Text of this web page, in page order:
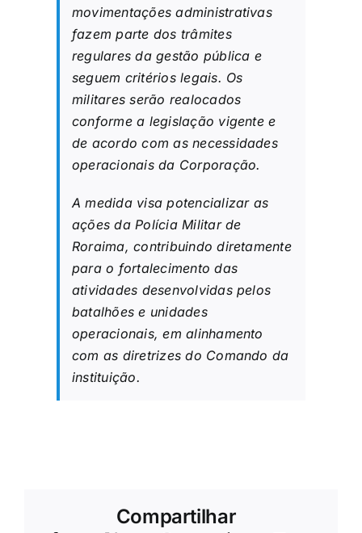
movimentações administrativas
fazem parte dos trâmites
regulares da gestão pública e
seguem critérios legais. Os
militares serão realocados
conforme a legislação vigente e
de acordo com as necessidades
operacionais da Corporação.
A medida visa potencializar as
ações da Polícia Militar de
Roraima, contribuindo diretamente
para o fortalecimento das
atividades desenvolvidas pelos
batalhões e unidades
operacionais, em alinhamento
com as diretrizes do Comando da
instituição.
Compartilhar